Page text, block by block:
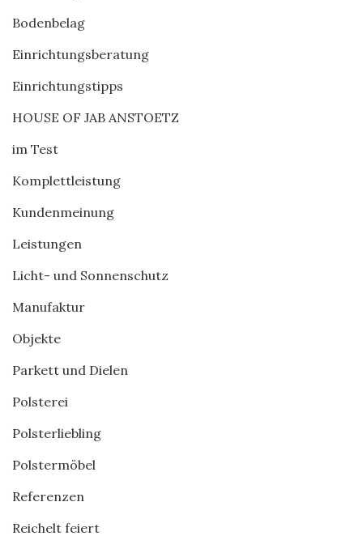
Bodenbelag
Einrichtungsberatung
Einrichtungstipps
HOUSE OF JAB ANSTOETZ
im Test
Komplettleistung
Kundenmeinung
Leistungen
Licht- und Sonnenschutz
Manufaktur
Objekte
Parkett und Dielen
Polsterei
Polsterliebling
Polstermöbel
Referenzen
Reichelt feiert